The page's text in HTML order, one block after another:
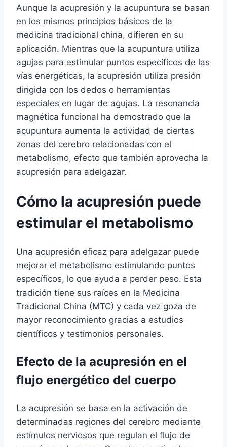
Aunque la acupresión y la acupuntura se basan
en los mismos principios básicos de la
medicina tradicional china, difieren en su
aplicación. Mientras que la acupuntura utiliza
agujas para estimular puntos específicos de las
vías energéticas, la acupresión utiliza presión
dirigida con los dedos o herramientas
especiales en lugar de agujas. La resonancia
magnética funcional ha demostrado que la
acupuntura aumenta la actividad de ciertas
zonas del cerebro relacionadas con el
metabolismo, efecto que también aprovecha la
acupresión para adelgazar.
Cómo la acupresión puede
estimular el metabolismo
Una acupresión eficaz para adelgazar puede
mejorar el metabolismo estimulando puntos
específicos, lo que ayuda a perder peso. Esta
tradición tiene sus raíces en la Medicina
Tradicional China (MTC) y cada vez goza de
mayor reconocimiento gracias a estudios
científicos y testimonios personales.
Efecto de la acupresión en el
flujo energético del cuerpo
La acupresión se basa en la activación de
determinadas regiones del cerebro mediante
estímulos nerviosos que regulan el flujo de